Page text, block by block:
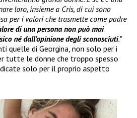
loro, insieme a Cris, di cui sono
per i valori che trasmette come padre
di una persona non può mai
né dall’opinione degli sconosciuti.”
quelle di Georgina, non solo per i
tutte le donne che troppo spesso
solo per il proprio aspetto